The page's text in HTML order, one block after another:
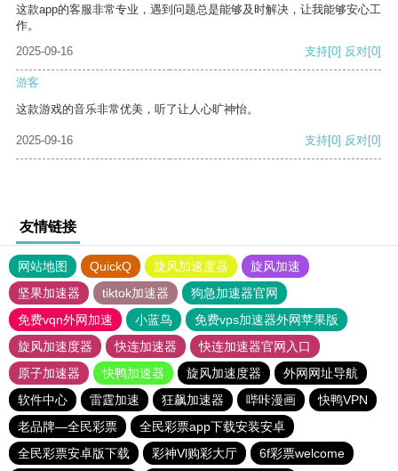
这款app的客服非常专业，遇到问题总是能够及时解决，让我能够安心工
作。
2025-09-16
支持[0] 反对[0]
游客
这款游戏的音乐非常优美，听了让人心旷神怡。
2025-09-16 支持[0] 反对[0]
友情链接
网站地图 QuickQ 旋风加速度器
旋风加速
坚果加速器
tiktok加速器
狗急加速器官网
免费vqn外网加速
小蓝鸟
免费vps加速器外网苹果版
旋风加速度器
快连加速器
快连加速器官网入口
原子加速器
快鸭加速器 旋风加速度器
外网网址导航
软件中心
雷霆加速 狂飙加速器 哔咔漫画
快鸭VPN
老品牌—全民彩票
全民彩票app下载安装安卓
全民彩票安卓版下载
彩神Vl购彩大厅
6f彩票welcome